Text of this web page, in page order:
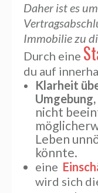
Daher ist es
Immobilie zu
Durch eine
du auf
Klarheit
Umgebung,
nicht
Leben
könnte.
eine
wird sich